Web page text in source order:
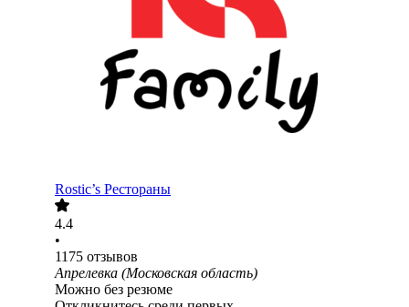
Rostic’s Рестораны
4.4
•
1175 отзывов
Апрелевка (Московская область)
Можно без резюме